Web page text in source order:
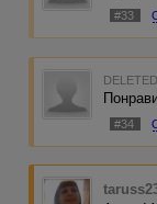
#33
DELETED
#34